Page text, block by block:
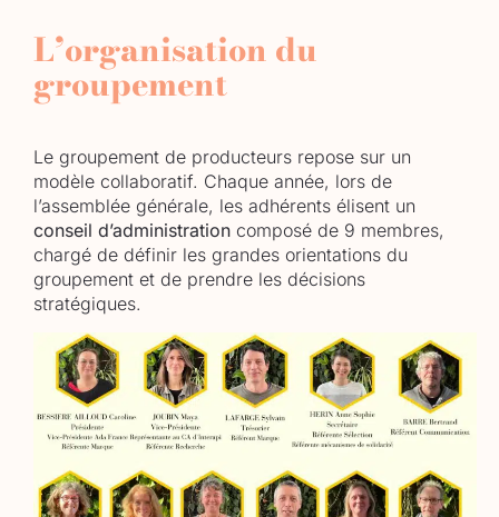
L’organisation du
groupement
Le groupement de producteurs repose sur un
modèle collaboratif. Chaque année, lors de
l’assemblée générale, les adhérents élisent un
conseil d’administration composé de 9 membres,
chargé de définir les grandes orientations du
groupement et de prendre les décisions
stratégiques.